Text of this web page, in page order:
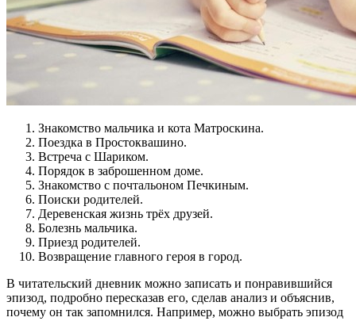
Знакомство мальчика и кота Матроскина.
Поездка в Простоквашино.
Встреча с Шариком.
Порядок в заброшенном доме.
Знакомство с почтальоном Печкиным.
Поиски родителей.
Деревенская жизнь трёх друзей.
Болезнь мальчика.
Приезд родителей.
Возвращение главного героя в город.
В читательский дневник можно записать и понравившийся
эпизод, подробно пересказав его, сделав анализ и объяснив,
почему он так запомнился. Например, можно выбрать эпизод